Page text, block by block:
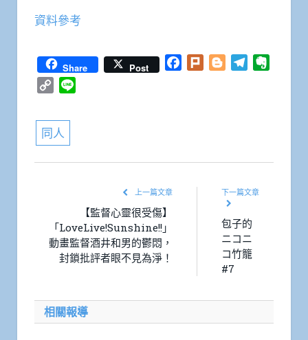
資料參考
Share Post Facebook
Plurk BloggerTelegram
Copy
同人
上一篇文章
【監督心靈很受傷】
「LoveLive!Sunshine!!」
動畫監督酒井和男的鬱悶，
封鎖批評者眼不見為淨！
下一篇文章
包子的
ニコニ
コ竹籠
#7
相關報導